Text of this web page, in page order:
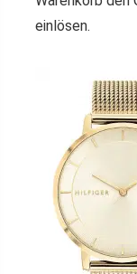
einlösen.